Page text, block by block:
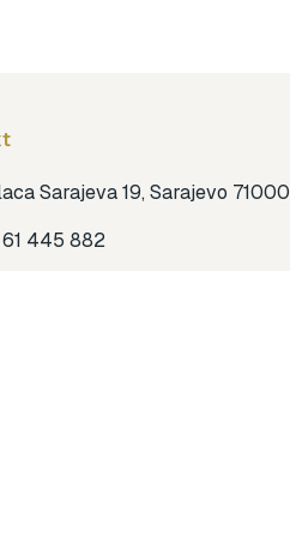
Sarajeva 19, Sarajevo 71000
445 882